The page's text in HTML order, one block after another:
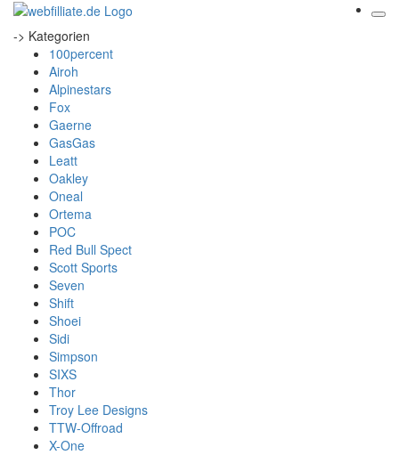
-> Kategorien
100percent
Airoh
Alpinestars
Fox
Gaerne
GasGas
Leatt
Oakley
Oneal
Ortema
POC
Red Bull Spect
Scott Sports
Seven
Shift
Shoei
Sidi
Simpson
SIXS
Thor
Troy Lee Designs
TTW-Offroad
X-One